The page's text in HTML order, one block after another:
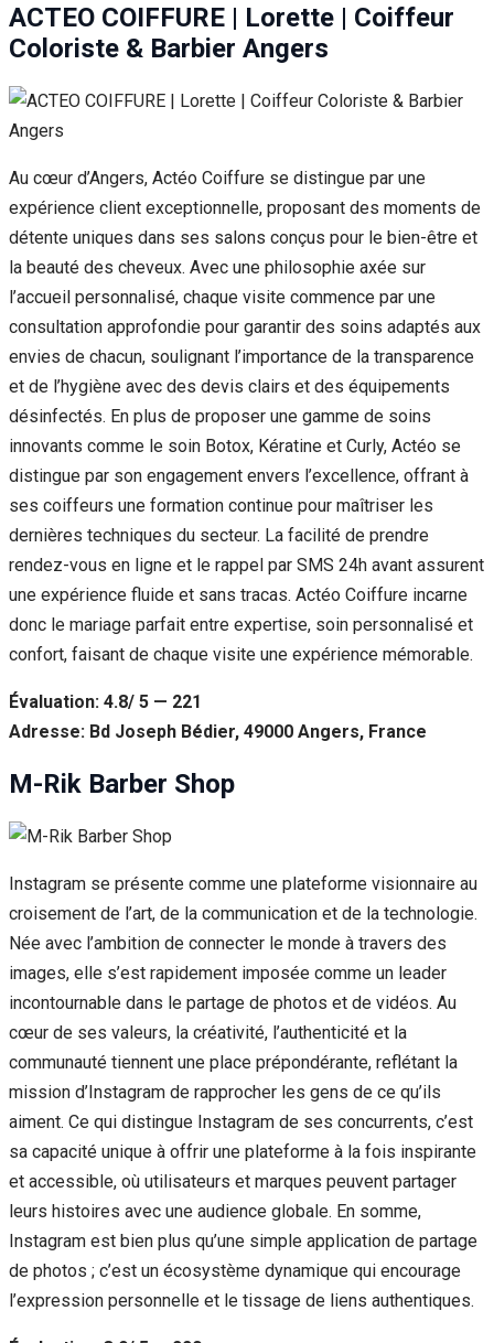
ACTEO COIFFURE | Lorette | Coiffeur
Coloriste & Barbier Angers
Au cœur d’Angers, Actéo Coiffure se distingue par une
expérience client exceptionnelle, proposant des moments de
détente uniques dans ses salons conçus pour le bien-être et
la beauté des cheveux. Avec une philosophie axée sur
l’accueil personnalisé, chaque visite commence par une
consultation approfondie pour garantir des soins adaptés aux
envies de chacun, soulignant l’importance de la transparence
et de l’hygiène avec des devis clairs et des équipements
désinfectés. En plus de proposer une gamme de soins
innovants comme le soin Botox, Kératine et Curly, Actéo se
distingue par son engagement envers l’excellence, offrant à
ses coiffeurs une formation continue pour maîtriser les
dernières techniques du secteur. La facilité de prendre
rendez-vous en ligne et le rappel par SMS 24h avant assurent
une expérience fluide et sans tracas. Actéo Coiffure incarne
donc le mariage parfait entre expertise, soin personnalisé et
confort, faisant de chaque visite une expérience mémorable.
Évaluation: 4.8/ 5 — 221
Adresse: Bd Joseph Bédier, 49000 Angers, France
M-Rik Barber Shop
Instagram se présente comme une plateforme visionnaire au
croisement de l’art, de la communication et de la technologie.
Née avec l’ambition de connecter le monde à travers des
images, elle s’est rapidement imposée comme un leader
incontournable dans le partage de photos et de vidéos. Au
cœur de ses valeurs, la créativité, l’authenticité et la
communauté tiennent une place prépondérante, reflétant la
mission d’Instagram de rapprocher les gens de ce qu’ils
aiment. Ce qui distingue Instagram de ses concurrents, c’est
sa capacité unique à offrir une plateforme à la fois inspirante
et accessible, où utilisateurs et marques peuvent partager
leurs histoires avec une audience globale. En somme,
Instagram est bien plus qu’une simple application de partage
de photos ; c’est un écosystème dynamique qui encourage
l’expression personnelle et le tissage de liens authentiques.